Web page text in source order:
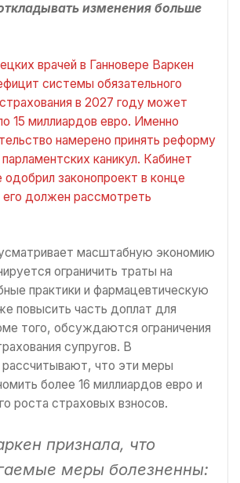
изменения больше
врачей в Ганновере Варкeн
системы обязательного
в 2027 году может
15 миллиардов евро. Именно
намерено принять реформу
каникул. Кабинет
законопроект в конце
его должен рассмотреть
масштабную экономию
ограничить траты на
практики и фармацевтическую
повысить часть доплат для
того, обсуждаются ограничения
супругов. В
рассчитывают, что эти меры
более 16 миллиардов евро и
роста страховых взносов.
признала, что
меры болезненны: